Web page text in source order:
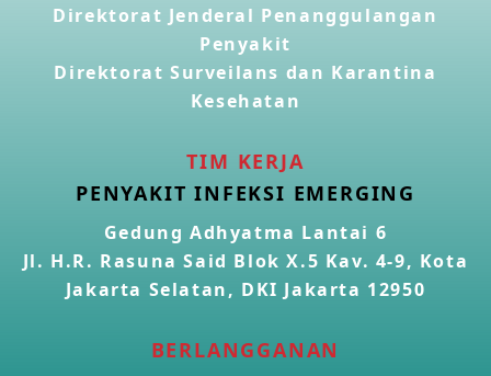
Direktorat Jenderal Penanggulangan
Penyakit
Direktorat Surveilans dan Karantina
Kesehatan
TIM KERJA
PENYAKIT INFEKSI EMERGING
Gedung Adhyatma Lantai 6
Jl. H.R. Rasuna Said Blok X.5 Kav. 4-9, Kota
Jakarta Selatan, DKI Jakarta 12950
BERLANGGANAN